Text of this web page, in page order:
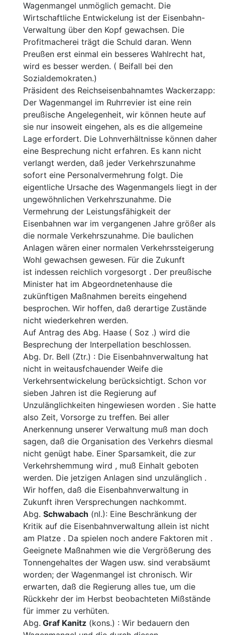
Wagenmangel unmöglich gemacht. Die
Wirtschaftliche Entwickelung ist der Eisenbahn-
Verwaltung über den Kopf gewachsen. Die
Profitmacherei trägt die Schuld daran. Wenn
Preußen erst einmal ein besseres Wahlrecht hat,
wird es besser werden. ( Beifall bei den
Sozialdemokraten.)
Präsident des Reichseisenbahnamtes Wackerzapp:
Der Wagenmangel im Ruhrrevier ist eine rein
preußische Angelegenheit, wir können heute auf
sie nur insoweit eingehen, als es die allgemeine
Lage erfordert. Die Lohnverhältnisse können daher
eine Besprechung nicht erfahren. Es kann nicht
verlangt werden, daß jeder Verkehrszunahme
sofort eine Personalvermehrung folgt. Die
eigentliche Ursache des Wagenmangels liegt in der
ungewöhnlichen Verkehrszunahme. Die
Vermehrung der Leistungsfähigkeit der
Eisenbahnen war im vergangenen Jahre größer als
die normale Verkehrszunahme. Die baulichen
Anlagen wären einer normalen Verkehrssteigerung
Wohl gewachsen gewesen. Für die Zukunft
ist indessen reichlich vorgesorgt . Der preußische
Minister hat im Abgeordnetenhause die
zukünftigen Maßnahmen bereits eingehend
besprochen. Wir hoffen, daß derartige Zustände
nicht wiederkehren werden.
Auf Antrag des Abg. Haase ( Soz .) wird die
Besprechung der Interpellation beschlossen.
Abg. Dr. Bell (Ztr.) : Die Eisenbahnverwaltung hat
nicht in weitausfchauender Weife die
Verkehrsentwickelung berücksichtigt. Schon vor
sieben Jahren ist die Regierung auf
Unzulänglichkeiten hingewiesen worden . Sie hatte
also Zeit, Vorsorge zu treffen. Bei aller
Anerkennung unserer Verwaltung muß man doch
sagen, daß die Organisation des Verkehrs diesmal
nicht genügt habe. Einer Sparsamkeit, die zur
Verkehrshemmung wird , muß Einhalt geboten
werden. Die jetzigen Anlagen sind unzulänglich .
Wir hoffen, daß die Eisenbahnverwaltung in
Zukunft ihren Versprechungen nachkommt.
Abg. Schwabach (nl.): Eine Beschränkung der
Kritik auf die Eisenbahnverwaltung allein ist nicht
am Platze . Da spielen noch andere Faktoren mit .
Geeignete Maßnahmen wie die Vergrößerung des
Tonnengehaltes der Wagen usw. sind verabsäumt
worden; der Wagenmangel ist chronisch. Wir
erwarten, daß die Regierung alles tue, um die
Rückkehr der im Herbst beobachteten Mißstände
für immer zu verhüten.
Abg. Graf Kanitz (kons.) : Wir bedauern den